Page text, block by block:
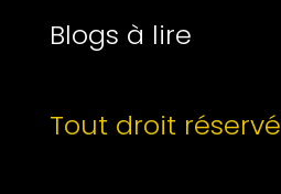
Blogs à lire
Tout droit réservé